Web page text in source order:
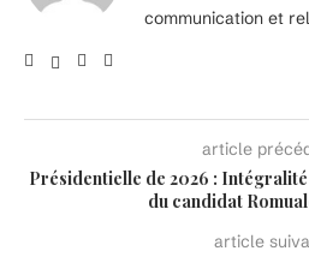
communication et
article
Présidentielle de 2026 :
du candidat
article